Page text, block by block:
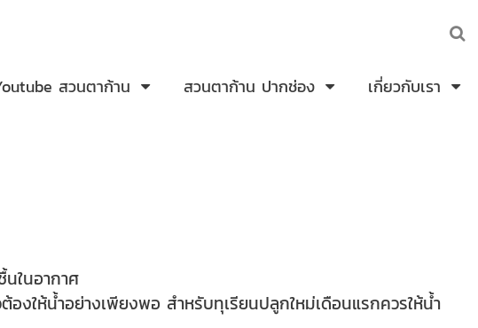
สวนตาก้าน สวนตาก้าน ปากช่อง เกี่ยวกับเรา
ในอากาศ
งให้น้ำอย่างเพียงพอ สำหรับทุเรียนปลูกใหม่เดือนแรกควรให้น้ำ